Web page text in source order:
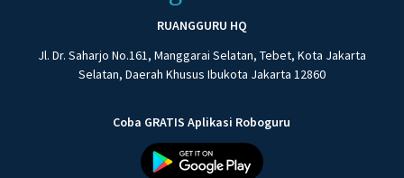
RUANGGURU HQ
Jl. Dr. Saharjo No.161, Manggarai Selatan, Tebet, Kota Jakarta
Selatan, Daerah Khusus Ibukota Jakarta 12860
Coba GRATIS Aplikasi Roboguru